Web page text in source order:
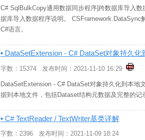
C# SqlBulkCopy通用数据同步程序|跨数据库导入
据库导入数据程序说明。 CSFramework.DataSync
C#语言。
▪ DataSetExtension - C# DataSet对象持久化
字数：15374 发布时间：2021-11-10 16:29
DataSetExtension - C# DataSet对象持久化到本地
据到本地文件，包括Dataset结构元数据及完整的
▪ C# TextReader / TextWriter基类详解
字数：2396 发布时间：2021-11-09 18:24